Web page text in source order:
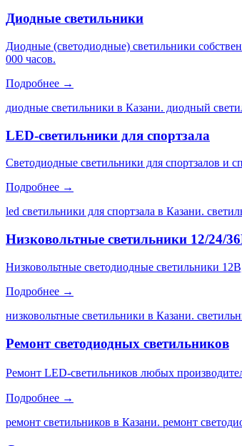
Диодные светильники
Диодные (светодиодные) светильники
000 часов.
Подробнее →
диодные светильники в Казани. диодный
LED-светильники для спортзала
Светодиодные светильники для спортзалов и
Подробнее →
led светильники для спортзала в Казани.
Низковольтные светильники 12/24/
Низковольтные светодиодные светильники
Подробнее →
низковольтные светильники в Казани.
Ремонт светодиодных светильников
Ремонт LED-светильников любых
Подробнее →
ремонт светильников в Казани. ремонт